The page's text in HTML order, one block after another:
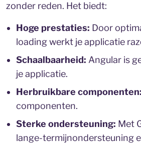
zonder reden. Het biedt:
Hoge prestaties: Door
loading werkt je applicatie
Schaalbaarheid: Angular is
je applicatie.
Herbruikbare componenten:
componenten.
Sterke ondersteuning: Met
lange-termijnondersteuning